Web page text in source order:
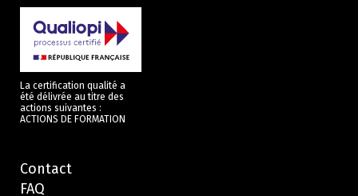
Contact
FAQ
La certification qualité a
été délivrée au titre des
actions suivantes :
ACTIONS DE FORMATION